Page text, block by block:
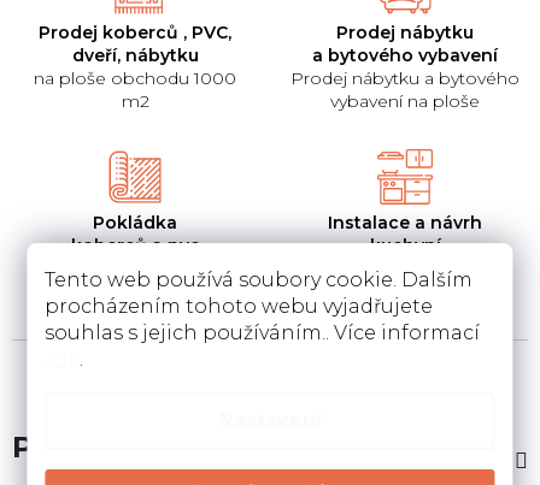
Tento web používá soubory cookie. Dalším
procházením tohoto webu vyjadřujete
souhlas s jejich používáním.. Více informací
.
Prodej koberců , PVC,
dveří, nábytku
na ploše obchodu 1000
m2
Prodej nábytku
a bytového vybavení
Prodej nábytku a bytového
vybavení na ploše
Pokládka
koberců a pvc
Pokládka a zamněření
podlahovin u Vás doma
Instalace a návrh
kuchyní
Návrh kuchyní v 3D a
instalace u Vás doma
Popis